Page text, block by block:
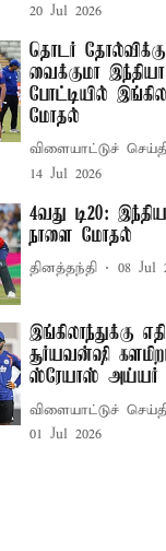
20 Jul 2026
தொடர் தோல்விக்கு
வைக்குமா
போட்டியில்
மோதல்
விளையாட்டுச்
14 Jul 2026
4வது டி20:
நாளை மோதல்
தினத்தந்தி 08 Jul
இங்கிலாந்துக்கு
சூர்யவன்ஷி
ஸ்ரேயாஸ் அய்யர்
விளையாட்டுச்
01 Jul 2026